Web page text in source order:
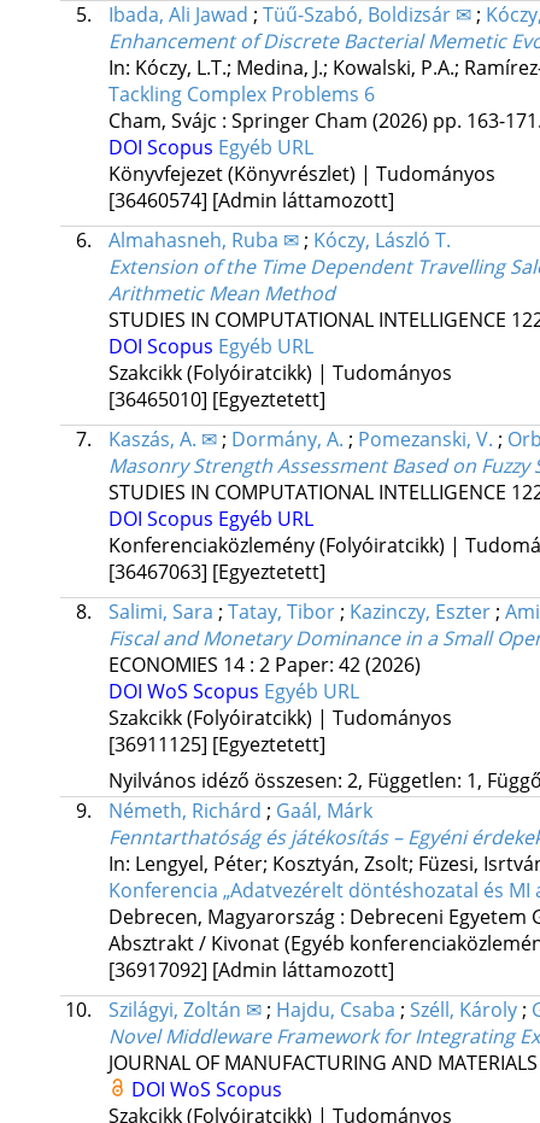
5.
Ibada, Ali Jawad ; Tüű-Szabó, Boldizsár ✉;
Enhancement of Discrete Bacterial Memetic
In: Kóczy, L.T.; Medina, J.; Kowalski, P.A.;
Tackling Complex Problems 6
Cham, Svájc : Springer Cham (2026) pp. 163-
DOI Scopus Egyéb URL
Könyvfejezet (Könyvrészlet) | Tudományos
[36460574] [Admin láttamozott]
6.
Almahasneh, Ruba ✉; Kóczy, László T.
Extension of the Time Dependent Travelling
Arithmetic Mean Method
STUDIES IN COMPUTATIONAL INTELLIGENCE
DOI Scopus Egyéb URL
Szakcikk (Folyóiratcikk) | Tudományos
[36465010] [Egyeztetett]
7.
Kaszás, A. ✉; Dormány, A. ; Pomezanski, V. ;
Masonry Strength Assessment Based on Fuzzy
STUDIES IN COMPUTATIONAL INTELLIGENCE
DOI Scopus Egyéb URL
Konferenciaközlemény (Folyóiratcikk) |
[36467063] [Egyeztetett]
8.
Salimi, Sara ; Tatay, Tibor; Kazinczy, Eszter;
Fiscal and Monetary Dominance in a Small
ECONOMIES 14: 2 Paper: 42(2026)
DOI WoS Scopus Egyéb URL
Szakcikk (Folyóiratcikk) | Tudományos
[36911125] [Egyeztetett]
Nyilvános idéző összesen: 2, Független: 1,
9.
Németh, Richárd ; Gaál, Márk
Fenntarthatóság és játékosítás – Egyéni
In: Lengyel, Péter; Kosztyán, Zsolt; Füzesi,
Konferencia „Adatvezérelt döntéshozatal és MI
Debrecen, Magyarország : Debreceni Egyetem
Absztrakt / Kivonat (Egyéb
[36917092] [Admin láttamozott]
10.
Szilágyi, Zoltán ✉; Hajdu, Csaba ; Széll, Károly;
Novel Middleware Framework for Integrating
JOURNAL OF MANUFACTURING AND
DOI WoS Scopus
Szakcikk (Folyóiratcikk) | Tudományos